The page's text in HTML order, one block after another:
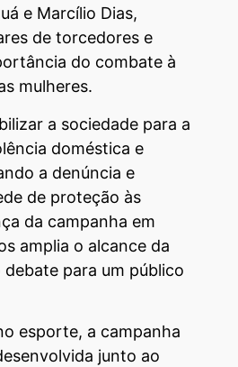
e Marcílio Dias,
de torcedores e
do combate à
mulheres.
a sociedade para a
doméstica e
a denúncia e
de proteção às
da campanha em
amplia o alcance da
para um público
esporte, a campanha
junto ao